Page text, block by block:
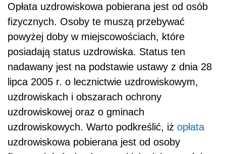
Opłata uzdrowiskowa pobierana jest od osób
fizycznych. Osoby te muszą przebywać
powyżej doby w miejscowościach, które
posiadają status uzdrowiska. Status ten
nadawany jest na podstawie ustawy z dnia 28
lipca 2005 r. o lecznictwie uzdrowiskowym,
uzdrowiskach i obszarach ochrony
uzdrowiskowej oraz o gminach
uzdrowiskowych. Warto podkreślić, iż opłata
uzdrowiskowa pobierana jest od osoby